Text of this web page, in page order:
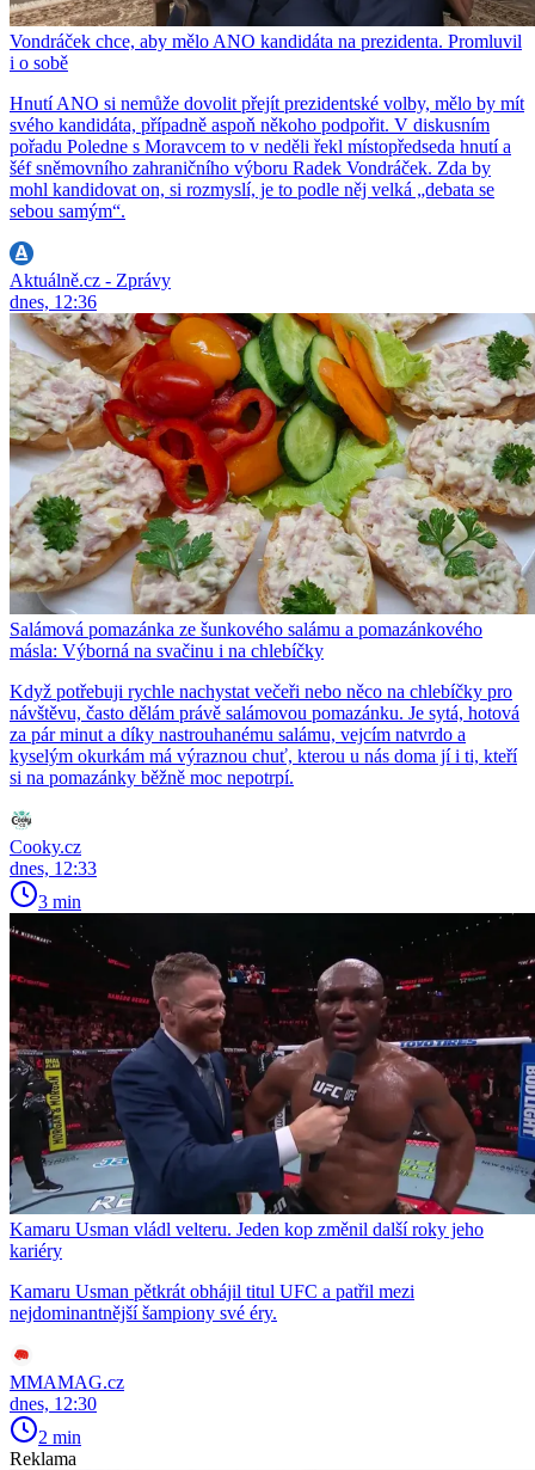
Vondráček chce, aby mělo ANO kandidáta na prezidenta. Promluvil
i o sobě
Hnutí ANO si nemůže dovolit přejít prezidentské volby, mělo by mít
svého kandidáta, případně aspoň někoho podpořit. V diskusním
pořadu Poledne s Moravcem to v neděli řekl místopředseda hnutí a
šéf sněmovního zahraničního výboru Radek Vondráček. Zda by
mohl kandidovat on, si rozmyslí, je to podle něj velká „debata se
sebou samým“.
Aktuálně.cz - Zprávy
dnes, 12:36
Salámová pomazánka ze šunkového salámu a pomazánkového
másla: Výborná na svačinu i na chlebíčky
Když potřebuji rychle nachystat večeři nebo něco na chlebíčky pro
návštěvu, často dělám právě salámovou pomazánku. Je sytá, hotová
za pár minut a díky nastrouhanému salámu, vejcím natvrdo a
kyselým okurkám má výraznou chuť, kterou u nás doma jí i ti, kteří
si na pomazánky běžně moc nepotrpí.
Cooky.cz
dnes, 12:33
3 min
Kamaru Usman vládl velteru. Jeden kop změnil další roky jeho
kariéry
Kamaru Usman pětkrát obhájil titul UFC a patřil mezi
nejdominantnější šampiony své éry.
MMAMAG.cz
dnes, 12:30
2 min
Reklama